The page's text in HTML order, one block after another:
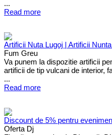
...
Read more
Artificii Nuta Lugoj | Artificii
Fum Greu
Va punem la dispozitie artificii
artificii de tip vulcani de interior,
...
Read more
Discount de 5% pentru
Oferta Dj